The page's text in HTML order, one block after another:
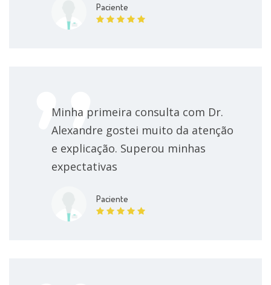
Paciente
Minha primeira consulta com Dr.
Alexandre gostei muito da atenção
e explicação. Superou minhas
expectativas
Paciente